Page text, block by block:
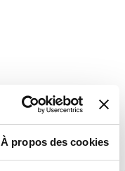
À propos des cookies